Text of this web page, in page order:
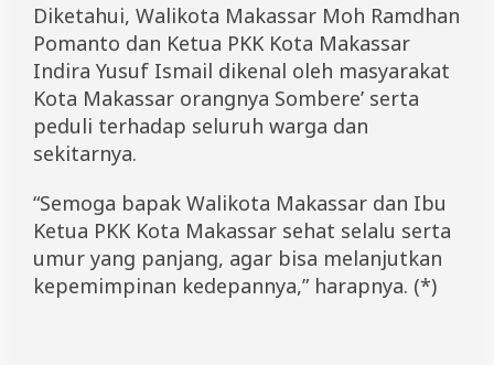
Diketahui, Walikota Makassar Moh Ramdhan
Pomanto dan Ketua PKK Kota Makassar
Indira Yusuf Ismail dikenal oleh masyarakat
Kota Makassar orangnya Sombere’ serta
peduli terhadap seluruh warga dan
sekitarnya.
“Semoga bapak Walikota Makassar dan Ibu
Ketua PKK Kota Makassar sehat selalu serta
umur yang panjang, agar bisa melanjutkan
kepemimpinan kedepannya,” harapnya. (*)